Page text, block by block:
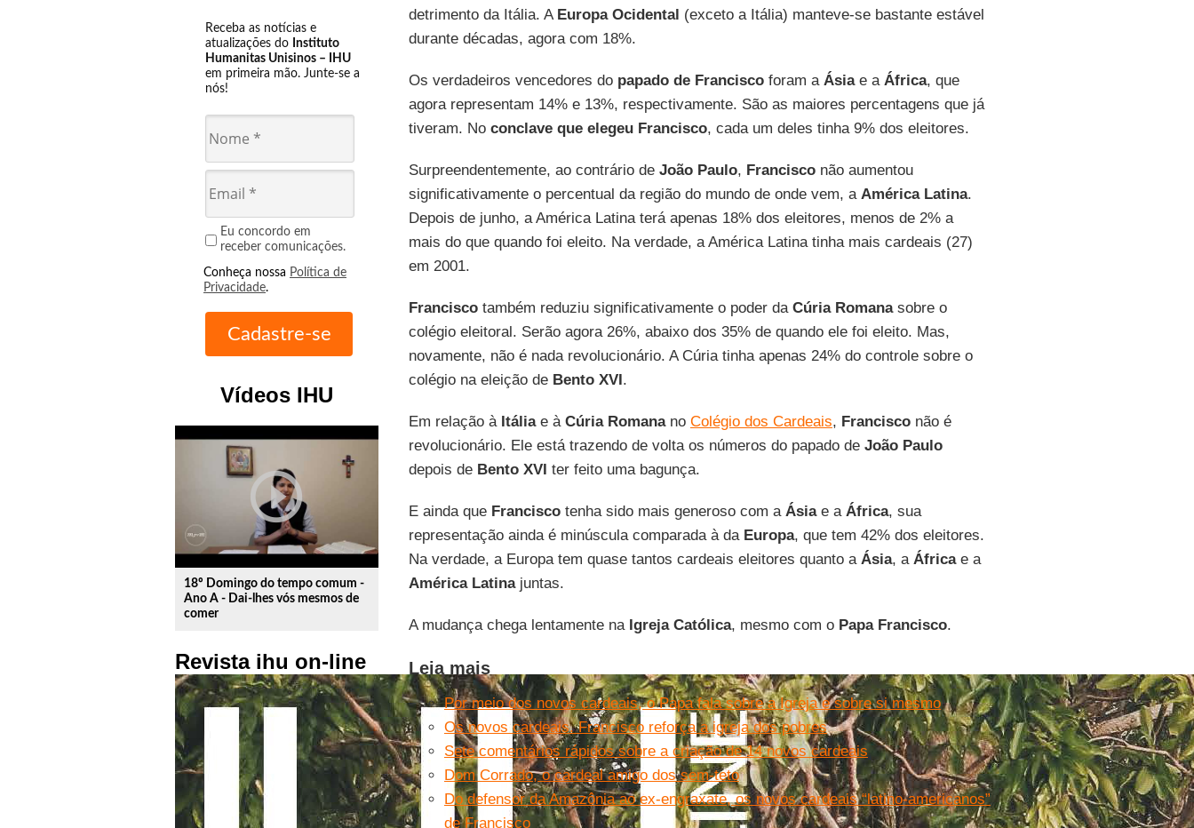
Receba as notícias e
atualizações do Instituto
Humanitas Unisinos – IHU
em primeira mão. Junte-se a
nós!
Eu concordo em
receber comunicações.
Conheça nossa Política de
Privacidade.
Vídeos IHU
play_circle_outline
18º Domingo do tempo comum -
Ano A - Dai-lhes vós mesmos de
comer
Revista ihu on-line
detrimento da Itália. A Europa Ocidental (exceto a Itália) manteve-se bastante estável
durante décadas, agora com 18%.
Os verdadeiros vencedores do papado de Franciscoforam a Ásiae a África, que
agora representam 14% e 13%, respectivamente. São as maiores percentagens que já
tiveram. No conclave que elegeu Francisco, cada um deles tinha 9% dos eleitores.
Surpreendentemente, ao contrário de João Paulo, Francisconão aumentou
significativamente o percentual da região do mundo de onde vem, a América Latina.
Depois de junho, a América Latina terá apenas 18% dos eleitores, menos de 2% a
mais do que quando foi eleito. Na verdade, a América Latina tinha mais cardeais (27)
em 2001.
Franciscotambém reduziu significativamente o poder da Cúria Romanasobre o
colégio eleitoral. Serão agora 26%, abaixo dos 35% de quando ele foi eleito. Mas,
novamente, não é nada revolucionário. A Cúria tinha apenas 24% do controle sobre o
colégio na eleição de Bento XVI.
Em relação à Itáliae à Cúria Romanano Colégio dos Cardeais, Francisconão é
revolucionário. Ele está trazendo de volta os números do papado de João Paulo
depois de Bento XVI ter feito uma bagunça.
E ainda que Franciscotenha sido mais generoso com a Ásiae a África, sua
representação ainda é minúscula comparada à da Europa, que tem 42% dos eleitores.
Na verdade, a Europa tem quase tantos cardeais eleitores quanto a Ásia, a Áfricae a
América Latinajuntas.
A mudança chega lentamente na Igreja Católica, mesmo com oPapa Francisco.
Leia mais
Por meio dos novos cardeais, o Papa fala sobre a Igreja e sobre si mesmo
Os novos cardeais. Francisco reforça a igreja dos pobres
Sete comentários rápidos sobre a criação de 14 novos cardeais
Dom Corrado, o cardeal amigo dos sem-teto
Do defensor da Amazônia ao ex-engraxate, os novos cardeais “latino-americanos”
de Francisco